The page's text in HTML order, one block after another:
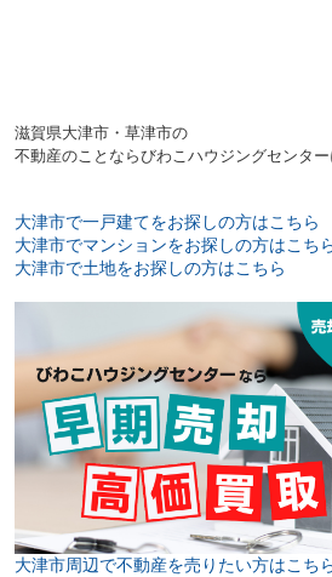
滋賀県大津市・草津市の
不動産のことならびわこハウジングセンター
大津市で一戸建てをお探しの方はこちら
大津市でマンションをお探しの方はこち
大津市で土地をお探しの方はこちら
大津市周辺で不動産を売りたい方はこち